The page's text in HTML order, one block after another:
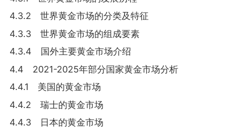
4.3.2 世界黄金市场的分类及特征
4.3.3 世界黄金市场的组成要素
4.3.4 国外主要黄金市场介绍
4.4 2021-2025年部分国家黄金市场分析
4.4.1 美国的黄金市场
4.4.2 瑞士的黄金市场
4.4.3 日本的黄金市场